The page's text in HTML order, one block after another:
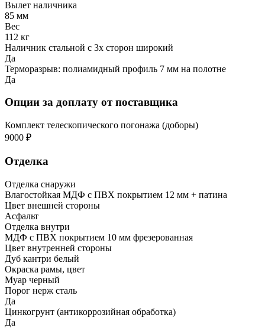
Вылет наличника
85 мм
Вес
112 кг
Наличник стальной с 3х сторон широкий
Да
Терморазрыв: полиамидный профиль 7 мм на полотне
Да
Опции за доплату от поставщика
Комплект телескопического погонажа (доборы)
9000 ₽
Отделка
Отделка снаружи
Влагостойкая МДФ с ПВХ покрытием 12 мм + патина
Цвет внешней стороны
Асфальт
Отделка внутри
МДФ с ПВХ покрытием 10 мм фрезерованная
Цвет внутренней стороны
Дуб кантри белый
Окраска рамы, цвет
Муар черный
Порог нерж сталь
Да
Цинкогрунт (антикоррозийная обработка)
Да